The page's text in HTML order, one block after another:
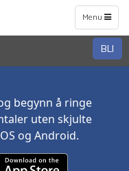
Toggle
navigation
Menu
BLI
begynn å ringe
uten skjulte
og Android.